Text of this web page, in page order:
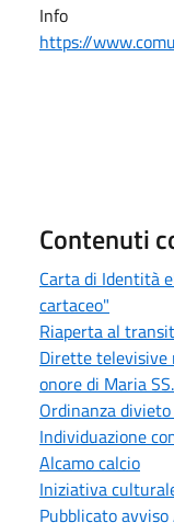
Info
https://
Contenuti
Carta di Identità
cartaceo"
Riaperta al
Dirette
onore di Maria
Ordinanza
Individuazione
Alcamo calcio
Iniziativa
Pubblicato